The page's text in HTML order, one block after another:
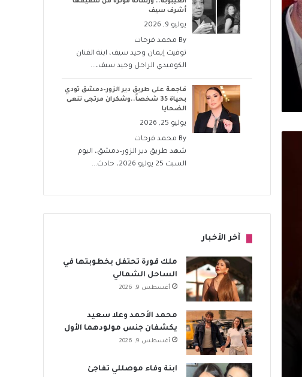
أشرف سيف
يوليو 9, 2026
By محمد فرحات
توفيت إيمان وحيد سيف، ابنة الفنان
الكوميدي الراحل وحيد سيف،...
فاجعة على طريق دير الزور–دمشق تودي
بحياة 35 شخصاً..وشكران مرتجى تنعى
الضحايا
يوليو 25, 2026
By محمد فرحات
شهد طريق دير الزور–دمشق، اليوم
السبت 25 يوليو 2026، حادث...
آخر الأخبار
ملك قورة تحتفل بخطوبتها في
الساحل الشمالي
أغسطس 9, 2026
محمد الأحمد وعلا سعيد
يكشفان جنس مولودهما الأول
أغسطس 9, 2026
ابنة وفاء موصللي تفاجئ